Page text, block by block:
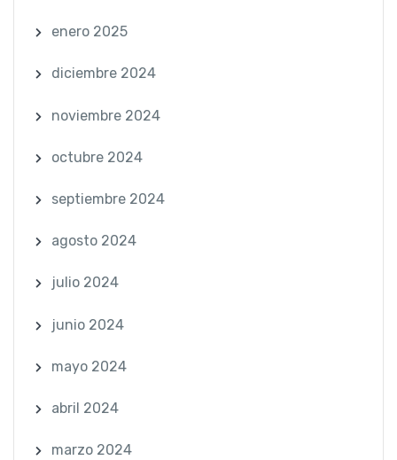
enero 2025
diciembre 2024
noviembre 2024
octubre 2024
septiembre 2024
agosto 2024
julio 2024
junio 2024
mayo 2024
abril 2024
marzo 2024